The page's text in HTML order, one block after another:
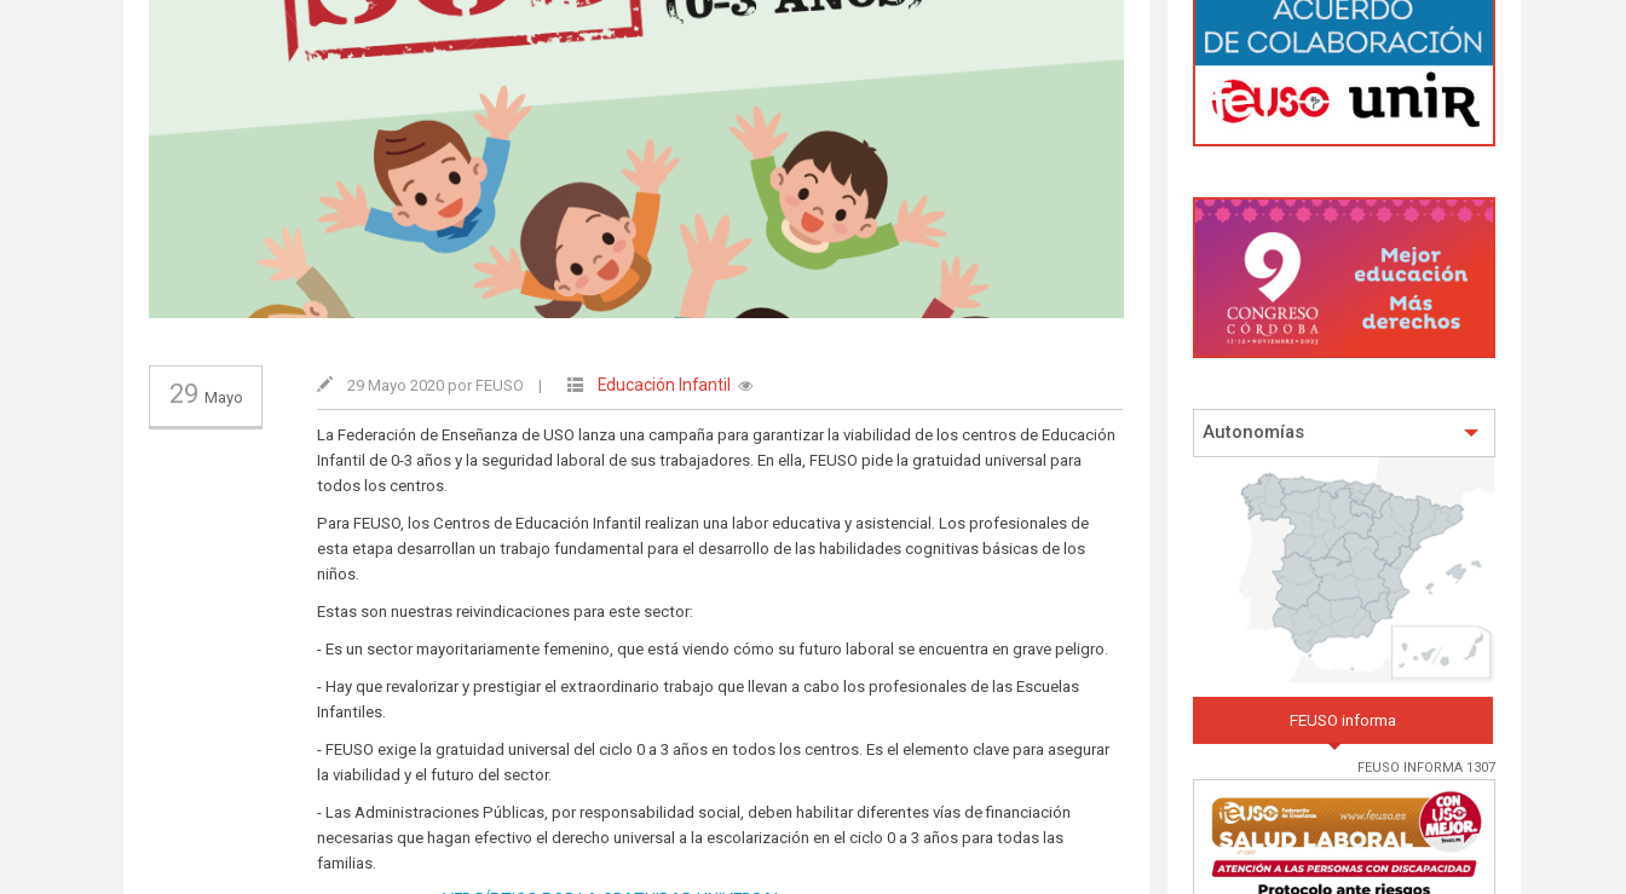
29 Mayo
29 Mayo 2020 por FEUSO | Educación Infantil
La Federación de Enseñanza de USO lanza una campaña para garantizar la viabilidad de los centros de Educación
Infantil de 0-3 años y la seguridad laboral de sus trabajadores. En ella, FEUSO pide la gratuidad universal para
todos los centros.
Para FEUSO, los Centros de Educación Infantil realizan una labor educativa y asistencial. Los profesionales de
esta etapa desarrollan un trabajo fundamental para el desarrollo de las habilidades cognitivas básicas de los
niños.
Estas son nuestras reivindicaciones para este sector:
- Es un sector mayoritariamente femenino, que está viendo cómo su futuro laboral se encuentra en grave peligro.
- Hay que revalorizar y prestigiar el extraordinario trabajo que llevan a cabo los profesionales de las Escuelas
Infantiles.
- FEUSO exige la gratuidad universal del ciclo 0 a 3 años en todos los centros. Es el elemento clave para asegurar
la viabilidad y el futuro del sector.
- Las Administraciones Públicas, por responsabilidad social, deben habilitar diferentes vías de financiación
necesarias que hagan efectivo el derecho universal a la escolarización en el ciclo 0 a 3 años para todas las
familias.
Autonomías
FEUSO informa
FEUSO INFORMA 1307